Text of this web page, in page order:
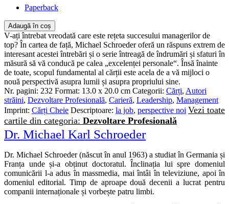
Paperback
Adaugă în coș
V-ați întrebat vreodată care este rețeta succesului managerilor de
top? În cartea de față, Michael Schroeder oferă un răspuns extrem de
interesant acestei întrebări și o serie întreagă de îndrumări și sfaturi în
măsură să vă conducă pe calea „excelenței personale“. Însă înainte
de toate, scopul fundamental al cărții este acela de a vă mijloci o
nouă perspectivă asupra lumii și asupra propriului sine.
Nr. pagini: 232 Format: 13.0 x 20.0 cm Categorii: Cărți, Autori
străini, Dezvoltare Profesională, Carieră, Leadership, Management
Imprint: Cărți Cheie Descriptoare: la job, perspective noi Vezi toate
cartile din categoria: Dezvoltare Profesională
Dr. Michael Karl Schroeder
Dr. Michael Schroeder (născut în anul 1963) a studiat în Germania și
Franța unde și-a obținut doctoratul. Înclinația lui spre domeniul
comunicării l-a adus în massmedia, mai întâi în televiziune, apoi în
domeniul editorial. Timp de aproape două decenii a lucrat pentru
companii internaționale și vorbește patru limbi.